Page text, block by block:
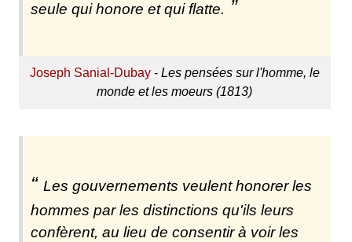
seule qui honore et qui flatte.
Joseph Sanial-Dubay- Les pensées sur l'homme, le
monde et les moeurs (1813)
Les gouvernements veulent honorer les
hommes par les distinctions qu'ils leurs
confèrent, au lieu de consentir à voir les